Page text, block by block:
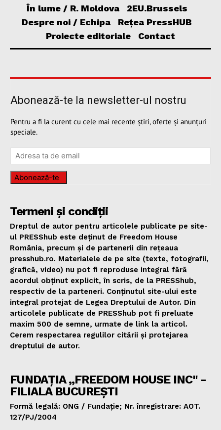
În lume / R. Moldova
2EU.Brussels
Despre noi / Echipa
Rețea PressHUB
Proiecte editoriale
Contact
Abonează-te la newsletter-ul nostru
Pentru a fi la curent cu cele mai recente știri, oferte și anunțuri
speciale.
Abonează-te
Termeni și condiții
Dreptul de autor pentru articolele publicate pe site-
ul PRESShub este deținut de Freedom House
România, precum și de partenerii din rețeaua
presshub.ro. Materialele de pe site (texte, fotografii,
grafică, video) nu pot fi reproduse integral fără
acordul obținut explicit, în scris, de la PRESShub,
respectiv de la parteneri. Conținutul site-ului este
integral protejat de Legea Dreptului de Autor. Din
articolele publicate de PRESShub pot fi preluate
maxim 500 de semne, urmate de link la articol.
Cerem respectarea regulilor citării și protejarea
dreptului de autor.
FUNDAȚIA „FREEDOM HOUSE INC" -
FILIALA BUCUREȘTI
Formă legală: ONG / Fundație; Nr. înregistrare: AOT.
127/PJ/2004